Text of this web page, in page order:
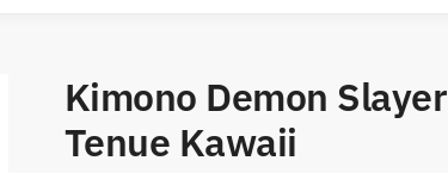
Kimono Demon Slayer
Tenue Kawaii